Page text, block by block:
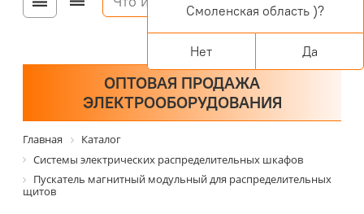
Корзина
0 позиций
ОПТОВАЯ ПРОДАЖА
ЭЛЕКТРООБОРУДОВАНИЯ
Главная
Каталог
Системы электрических распределительных шкафов
Пускатель магнитный модульный для распределительных
щитов
Смоленская область )?
Нет Да